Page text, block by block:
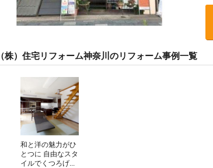
（株）住宅リフォーム神奈川のリフォーム事例一覧
和と洋の魅力がひ
とつに 自由なスタ
イルでくつろげ...